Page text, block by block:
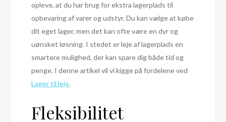
opleve, at du har brug for ekstra lagerplads til
opbevaring af varer og udstyr. Du kan vælge at købe
dit eget lager, men det kan ofte være en dyr og
uønsket løsning. I stedet er leje af lagerplads en
smartere mulighed, der kan spare dig både tid og
penge. I denne artikel vil vi kigge på fordelene ved
Lager til leje.
Fleksibilitet